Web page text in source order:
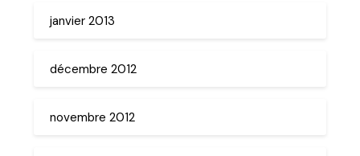
janvier 2013
décembre 2012
novembre 2012